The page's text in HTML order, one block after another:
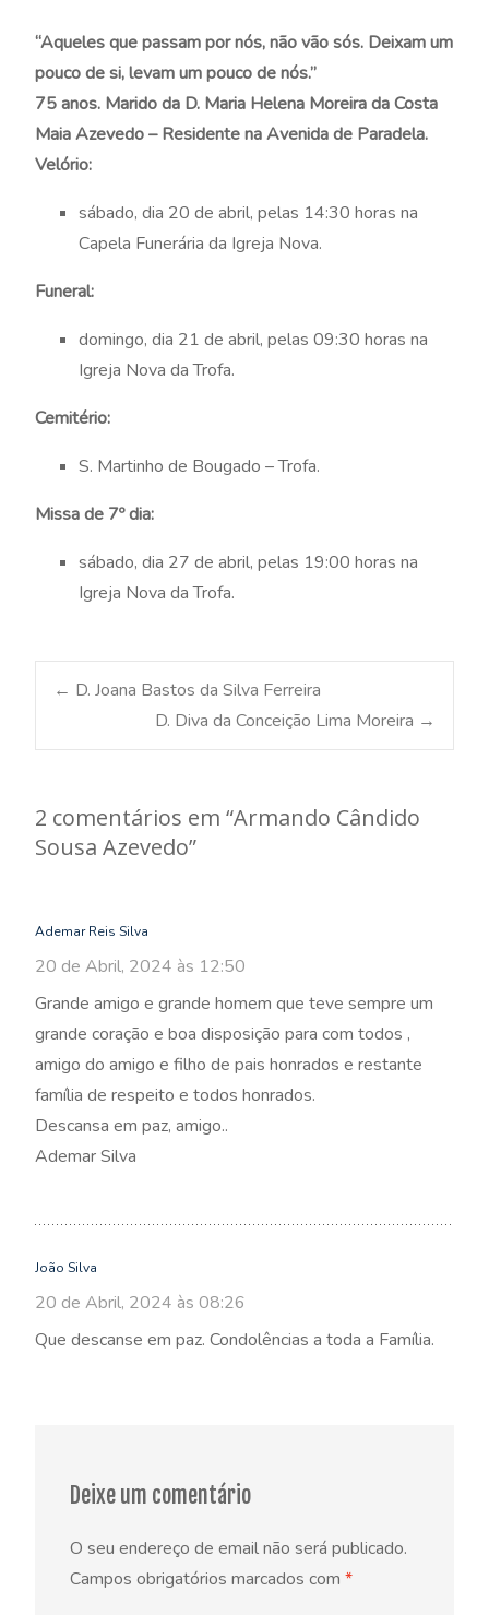
“Aqueles que passam por nós, não vão sós. Deixam um
pouco de si, levam um pouco de nós.”
75 anos. Marido da D. Maria Helena Moreira da Costa
Maia Azevedo – Residente na Avenida de Paradela.
Velório:
sábado, dia 20 de abril, pelas 14:30 horas na
Capela Funerária da Igreja Nova.
Funeral:
domingo, dia 21 de abril, pelas 09:30 horas na
Igreja Nova da Trofa.
Cemitério:
S. Martinho de Bougado – Trofa.
Missa de 7º dia:
sábado, dia 27 de abril, pelas 19:00 horas na
Igreja Nova da Trofa.
Post
← D. Joana Bastos da Silva Ferreira
D. Diva da Conceição Lima Moreira →
2 comentários em “Armando Cândido
Sousa Azevedo”
Ademar Reis Silva
20 de Abril, 2024 às 12:50
Grande amigo e grande homem que teve sempre um
grande coração e boa disposição para com todos ,
amigo do amigo e filho de pais honrados e restante
família de respeito e todos honrados.
Descansa em paz, amigo..
Ademar Silva
João Silva
20 de Abril, 2024 às 08:26
Que descanse em paz. Condolências a toda a Família.
Deixe um comentário
O seu endereço de email não será publicado.
Campos obrigatórios marcados com *